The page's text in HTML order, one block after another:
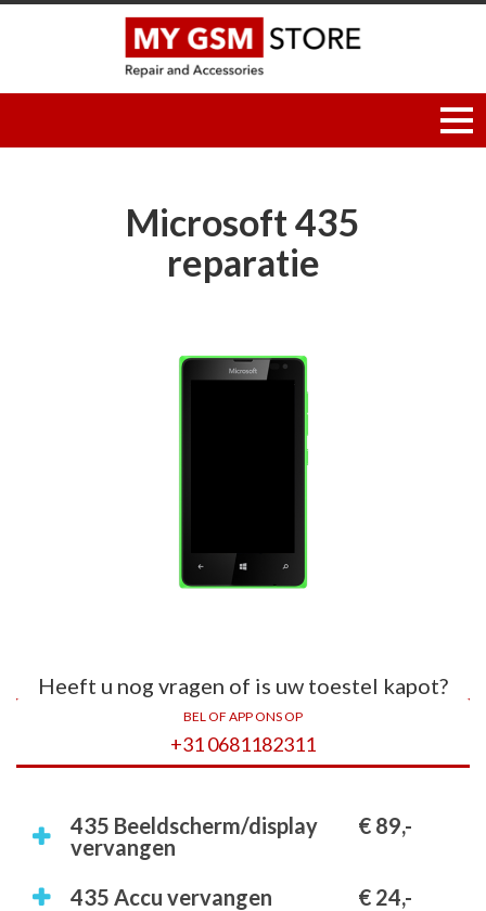
Microsoft 435
reparatie
Heeft u nog vragen of is uw toestel kapot?
BEL OF APP ONS OP
+31 0681182311
435 Beeldscherm/display
vervangen
€ 89,-
435 Accu vervangen
€ 24,-